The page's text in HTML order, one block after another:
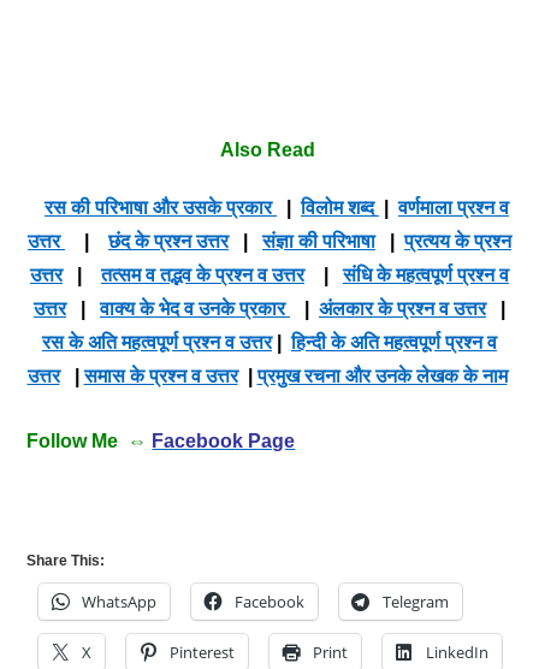
Also Read
रस की परिभाषा और उसके प्रकार |विलोम शब्द |वर्णमाला प्रश्न व
उत्तर
|छंद के प्रश्न उत्तर|संज्ञा की परिभाषा|प्रत्यय के प्रश्न
उत्तर|तत्सम व तद्भव के प्रश्न व उत्तर|संधि के महत्वपूर्ण प्रश्न व
उत्तर|वाक्य के भेद व उनके प्रकार अंलकार के प्रश्न व उत्तर|
रस के अति महत्वपूर्ण प्रश्न व उत्तर|हिन्दी के अति महत्वपूर्ण प्रश्न व
उत्तर|समास के प्रश्न व उत्तर|प्रमुख रचना और उनके लेखक के नाम
Follow Me ⇔ Facebook Page
Share This:
WhatsApp Facebook Telegram
X Pinterest Print LinkedIn